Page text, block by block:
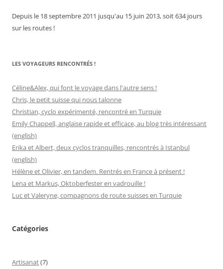
Depuis le 18 septembre 2011 jusqu'au 15 juin 2013, soit 634 jours
sur les routes !
LES VOYAGEURS RENCONTRÉS !
Céline&Alex, qui font le voyage dans l'autre sens !
Chris, le petit suisse qui nous talonne
Christian, cyclo expérimenté, rencontré en Turquie
Emily Chappell, anglaise rapide et efficace, au blog très intéressant
(english)
Erika et Albert, deux cyclos tranquilles, rencontrés à Istanbul
(english)
Hélène et Olivier, en tandem. Rentrés en France à présent !
Lena et Markus, Oktoberfester en vadrouille !
Luc et Valeryne, compagnons de route suisses en Turquie
Catégories
Artisanat(7)